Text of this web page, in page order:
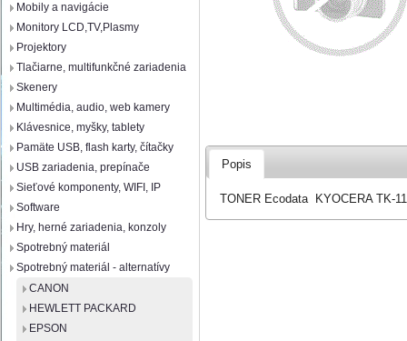
Mobily a navigácie
Monitory LCD,TV,Plasmy
Projektory
Tlačiarne, multifunkčné zariadenia
Skenery
Multimédia, audio, web kamery
Klávesnice, myšky, tablety
Pamäte USB, flash karty, čítačky
USB zariadenia, prepínače
Sieťové komponenty, WIFI, IP
Software
Hry, herné zariadenia, konzoly
Spotrebný materiál
Spotrebný materiál - alternatívy
CANON
HEWLETT PACKARD
EPSON
Popis
TONER Ecodata KYOCERA TK-